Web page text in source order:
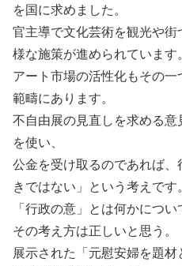
を国に求めました。
官主導で文化芸術を観光や
様な施策が進められています
アート市場の活性化もその
範疇にあります。
不自由展の見直しを求める
を使い、
公金を受け取るのであれば
きではない」という考えです
「行政の意」とは何かにつ
その考え方は正しいと思う。
展示された「元慰安婦を題